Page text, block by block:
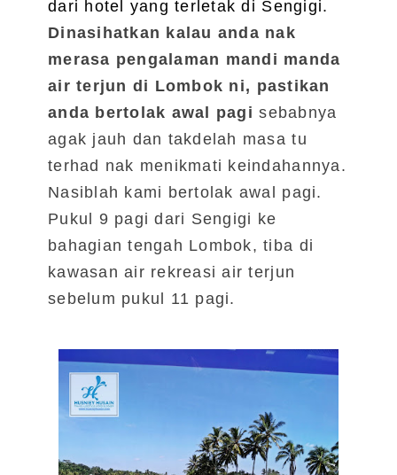
dari hotel yang terletak di Sengigi.
Dinasihatkan kalau anda nak
merasa pengalaman mandi manda
air terjun di Lombok ni, pastikan
anda bertolak awal pagi sebabnya
agak jauh dan takdelah masa tu
terhad nak menikmati keindahannya.
Nasiblah kami bertolak awal pagi.
Pukul 9 pagi dari Sengigi ke
bahagian tengah Lombok, tiba di
kawasan air rekreasi air terjun
sebelum pukul 11 pagi.